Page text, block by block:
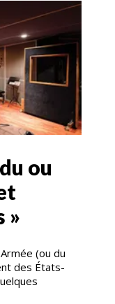
ou
»
(ou du
des États-